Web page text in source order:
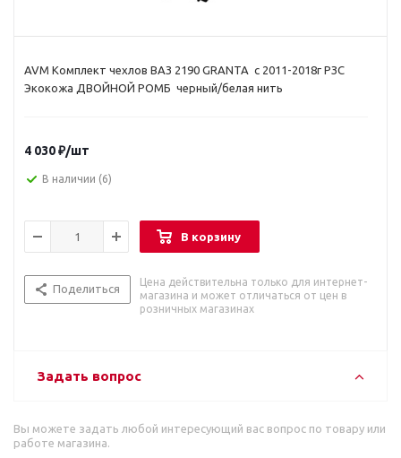
AVM Комплект чехлов ВАЗ 2190 GRANTA с 2011-2018г РЗС
Экокожа ДВОЙНОЙ РОМБ черный/белая нить
4 030₽/шт
В наличии (6)
В корзину
Поделиться
Цена действительна только для интернет-
магазина и может отличаться от цен в
розничных магазинах
Задать вопрос
Вы можете задать любой интересующий вас вопрос по товару или
работе магазина.